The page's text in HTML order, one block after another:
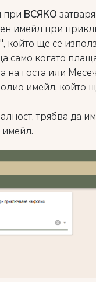
при ВСЯКО
имейл при
ще се
само когато
на госта или
имейл, който
трябва да